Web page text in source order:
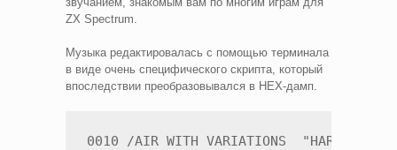
ZX Spectrum.
Музыка редактировалась с помощью терминала
в виде очень специфического скрипта, который
впоследствии преобразовывался в HEX-дамп.
0010 /AIR WITH VARIATIONS  "HARMONIOUS